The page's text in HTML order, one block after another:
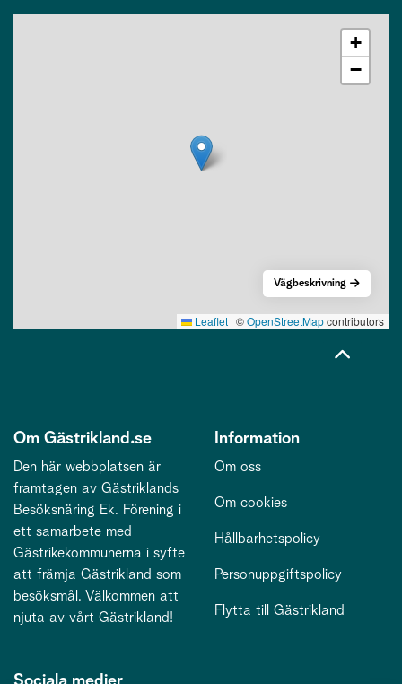
+
−
Leaflet | ©OpenStreetMapcontributors
Vägbeskrivning
Om Gästrikland.se
Den här webbplatsen är
framtagen av Gästriklands
Besöksnäring Ek. Förening i
ett samarbete med
Gästrikekommunerna i syfte
att främja Gästrikland som
besöksmål. Välkommen att
njuta av vårt Gästrikland!
Information
Om oss
Om cookies
Hållbarhetspolicy
Personuppgiftspolicy
Flytta till Gästrikland